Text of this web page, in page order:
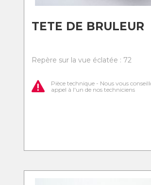
TETE DE BRULEUR
Repère sur la vue éclatée : 72
Pièce technique - Nous vous
appel à l'un de nos techniciens